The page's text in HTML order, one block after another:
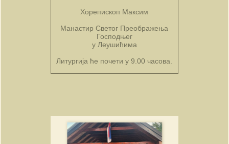
Хорепископ Максим
Манастир Светог Преображења
Господњег
у Леушићима
Литургија ће почети у 9.00 часова.